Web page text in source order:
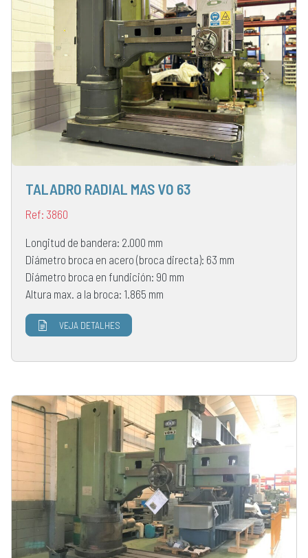
TALADRO RADIAL MAS VO 63
Ref: 3860
Longitud de bandera: 2.000 mm
Diámetro broca en acero (broca directa): 63 mm
Diámetro broca en fundición: 90 mm
Altura max. a la broca: 1.865 mm
VEJA DETALHES